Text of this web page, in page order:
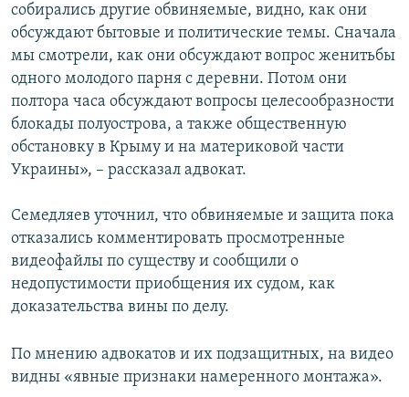
собирались другие обвиняемые, видно, как они
обсуждают бытовые и политические темы. Сначала
мы смотрели, как они обсуждают вопрос женитьбы
одного молодого парня с деревни. Потом они
полтора часа обсуждают вопросы целесообразности
блокады полуострова, а также общественную
обстановку в Крыму и на материковой части
Украины», – рассказал адвокат.
Семедляев уточнил, что обвиняемые и защита пока
отказались комментировать просмотренные
видеофайлы по существу и сообщили о
недопустимости приобщения их судом, как
доказательства вины по делу.
По мнению адвокатов и их подзащитных, на видео
видны «явные признаки намеренного монтажа».